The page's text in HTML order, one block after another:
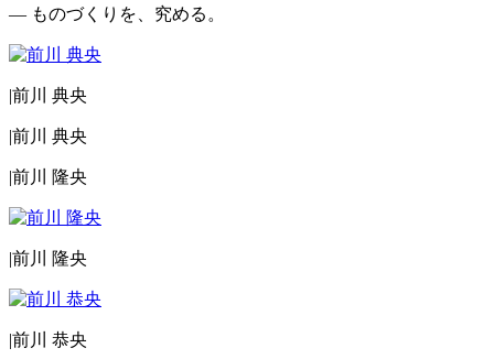
— ものづくりを、究める。
|前川 典央
|前川 典央
|前川 隆央
|前川 隆央
|前川 恭央